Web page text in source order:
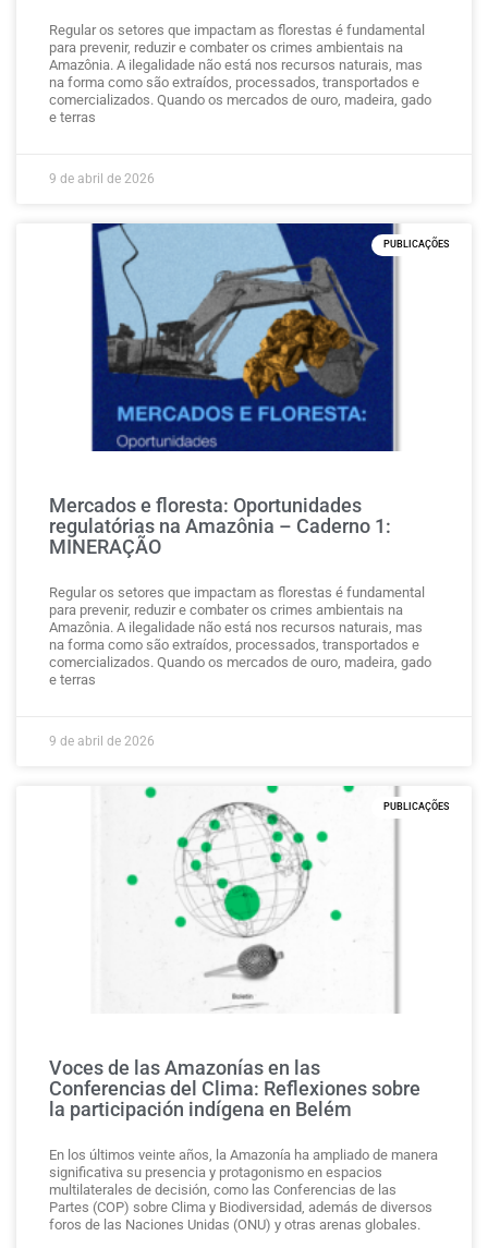
Regular os setores que impactam as florestas é fundamental
para prevenir, reduzir e combater os crimes ambientais na
Amazônia. A ilegalidade não está nos recursos naturais, mas
na forma como são extraídos, processados, transportados e
comercializados. Quando os mercados de ouro, madeira, gado
e terras
9 de abril de 2026
PUBLICAÇÕES
Mercados e floresta: Oportunidades
regulatórias na Amazônia – Caderno 1:
MINERAÇÃO
Regular os setores que impactam as florestas é fundamental
para prevenir, reduzir e combater os crimes ambientais na
Amazônia. A ilegalidade não está nos recursos naturais, mas
na forma como são extraídos, processados, transportados e
comercializados. Quando os mercados de ouro, madeira, gado
e terras
9 de abril de 2026
PUBLICAÇÕES
Voces de las Amazonías en las
Conferencias del Clima: Reflexiones sobre
la participación indígena en Belém
En los últimos veinte años, la Amazonía ha ampliado de manera
significativa su presencia y protagonismo en espacios
multilaterales de decisión, como las Conferencias de las
Partes (COP) sobre Clima y Biodiversidad, además de diversos
foros de las Naciones Unidas (ONU) y otras arenas globales.